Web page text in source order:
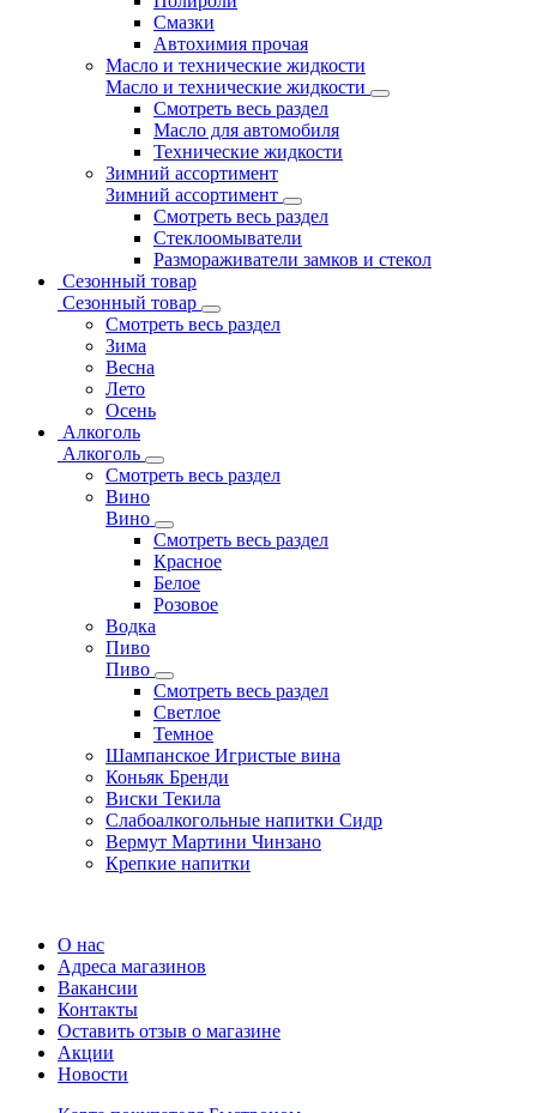
Смазки
Автохимия прочая
Масло и технические жидкости
Масло и технические жидкости
Смотреть весь раздел
Масло для автомобиля
Технические жидкости
Зимний ассортимент
Зимний ассортимент
Смотреть весь раздел
Стеклоомыватели
Размораживатели замков и стекол
Сезонный товар
Сезонный товар
Смотреть весь раздел
Зима
Весна
Лето
Осень
Алкоголь
Алкоголь
Смотреть весь раздел
Вино
Вино
Смотреть весь раздел
Красное
Белое
Розовое
Водка
Пиво
Пиво
Смотреть весь раздел
Cветлое
Темное
Шампанское Игристые вина
Коньяк Бренди
Виски Текила
Слабоалкогольные напитки Сидр
Вермут Мартини Чинзано
Крепкие напитки
О нас
Адреса магазинов
Вакансии
Контакты
Оставить отзыв о магазине
Акции
Новости